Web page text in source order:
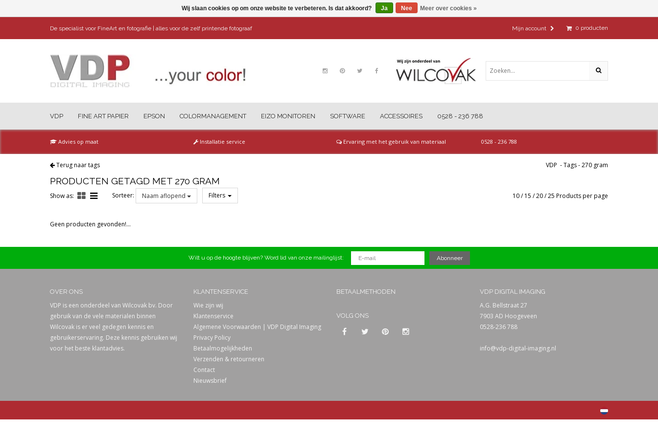
De specialist voor FineArt en fotografie | alles voor de zelf printende fotograaf 0 producten
Mijn account
VDP FINE ART PAPIER EPSON COLORMANAGEMENT EIZO MONITOREN SOFTWARE ACCESSOIRES 0528 - 236 788
Advies op maat Installatie service Ervaring met het gebruik van materiaal 0528 - 236 788
Terug naar tags VDP -Tags-270 gram
PRODUCTEN GETAGD MET 270 GRAM
10/15 /20/25 Products per page
Show as: Sorteer: Naam aflopend Filters
Prijs
Geen producten gevonden!...
Wilt u op de hoogte blijven? Word lid van onze mailinglijst:
OVER ONS
VDP is een onderdeel van Wilcovak bv. Door
gebruik van de vele materialen binnen
Wilcovak is er veel gedegen kennis en
gebruikerservaring. Deze kennis gebruiken wij
voor het beste klantadvies.
KLANTENSERVICE
Wie zijn wij
Klantenservice
Algemene Voorwaarden | VDP Digital Imaging
Privacy Policy
Betaalmogelijkheden
Verzenden & retourneren
Contact
Nieuwsbrief
BETAALMETHODEN
VOLG ONS
VDP DIGITAL IMAGING
A.G. Bellstraat 27
7903 AD Hoogeveen
0528-236 788
info@vdp-digital-imaging.nl
Wij slaan cookies op om onze website te verbeteren. Is dat akkoord? Ja Nee Meer over cookies »